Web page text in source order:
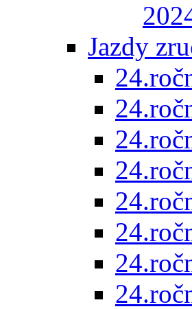
Jazdy